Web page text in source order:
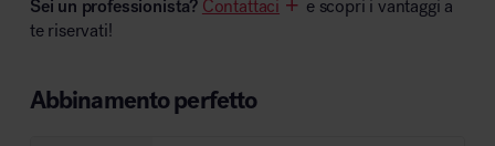
Sei un professionista? Contattaci
e scopri i vantaggi a
te riservati!
Abbinamento perfetto